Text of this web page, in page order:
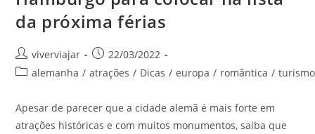
da próxima férias
Autor
do
viverviajar
Post
publicado:
22/03/2022
Categoria
post:
alemanha / atrações / Dicas / europa / romântica / turismo
Apesar de parecer que a cidade alemã é mais forte em
atrações históricas e com muitos monumentos, saiba que